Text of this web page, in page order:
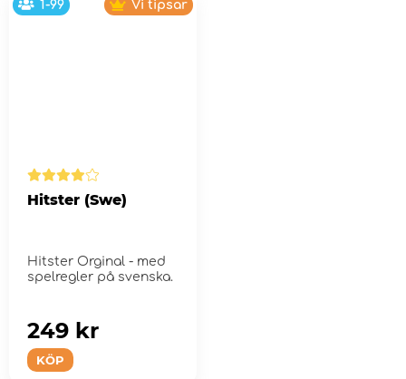
1-99 Vi tipsar
Hitster (Swe)
Hitster Orginal - med
spelregler på svenska.
KÖP
249 kr